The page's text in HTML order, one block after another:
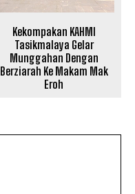
Kekompakan KAHMI
Tasikmalaya Gelar
Munggahan Dengan
Berziarah Ke Makam Mak
Eroh